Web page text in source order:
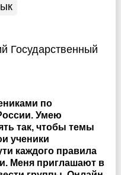
Государственный
по
Умею
так, чтобы темы
ученики
каждого правила
Меня приглашают в